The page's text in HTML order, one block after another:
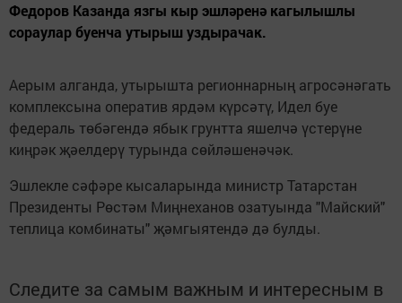
Федоров Казанда язгы кыр эшләренә кагылышлы
сораулар буенча утырыш уздырачак.
Аерым алганда, утырышта регионнарның агросәнәгать
комплексына оператив ярдәм күрсәтү, Идел буе
федераль төбәгендә ябык грунтта яшелчә үстерүне
киңрәк җәелдерү турында сөйләшенәчәк.
Эшлекле сәфәре кысаларында министр Татарстан
Президенты Рөстәм Миңнеханов озатуында "Майский"
теплица комбинаты" җәмгыятендә дә булды.
Следите за самым важным и интересным в